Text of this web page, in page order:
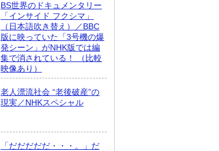
BS世界のドキュメンタリー
「インサイド フクシマ」
（日本語吹き替え）／BBC
版に映っていた「3号機の爆
発シーン」がNHK版では編
集で消されている！ （比較
映像あり）
老人漂流社会 “老後破産”の
現実／NHKスペシャル
「だだだだだ・・・。」だ